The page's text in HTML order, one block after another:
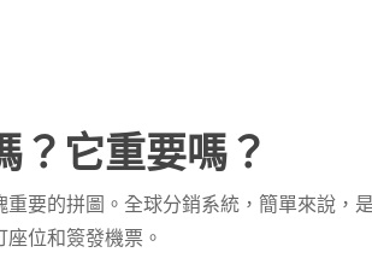
？它重要嗎？
要的拼圖。全球分銷系統，簡單來說，
位和簽發機票。